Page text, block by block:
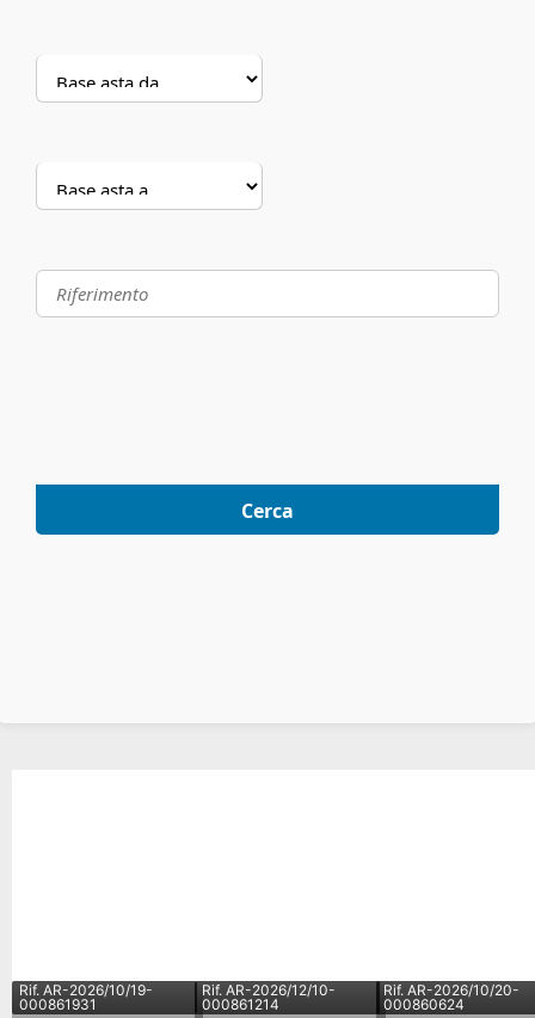
Rif. AR-2026/10/19-
000861931
Rif. AR-2026/12/10-
000861214
Rif.AR-2026/10/20-
000860624